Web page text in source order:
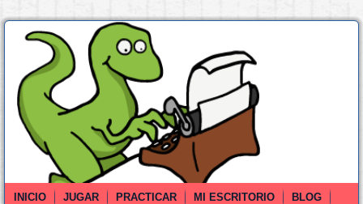
INICIO JUGAR PRACTICAR MI ESCRITORIO
BLOG